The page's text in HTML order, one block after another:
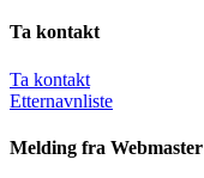
Ta kontakt
Ta kontakt
Etternavnliste
Melding fra Webmaster